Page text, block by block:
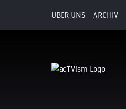
ÜBER UNS ARCHIV
23. Juli 2015